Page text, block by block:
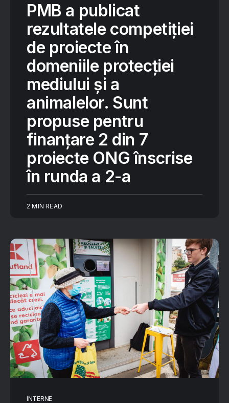
PMB a publicat
rezultatele competiției
de proiecte în
domeniile protecției
mediului și a
animalelor. Sunt
propuse pentru
finanțare 2 din 7
proiecte ONG înscrise
în runda a 2-a
2 MIN READ
INTERNE